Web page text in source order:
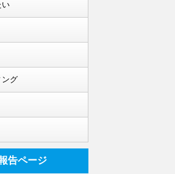
い
ング
告ページ